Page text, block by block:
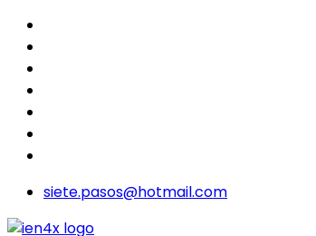
siete.pasos@hotmail.com